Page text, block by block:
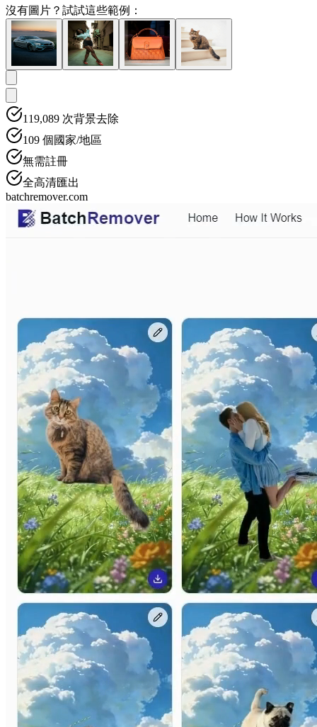
沒有圖片？ 試試這些範例：
119,089 次背景去除
109 個國家/地區
無需註冊
全高清匯出
batchremover.com